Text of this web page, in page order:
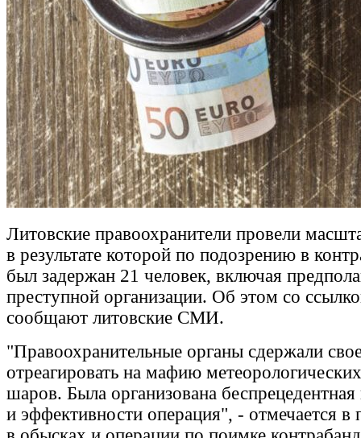
Литовские правоохранители провели
в результате которой по подозрению в
был задержан 21 человек, включая
преступной организации. Об этом со
сообщают литовские СМИ.
"Правоохранительные органы сдержали
отреагировать на мафию
шаров. Была организована
и эффективности операция", - отмечается в